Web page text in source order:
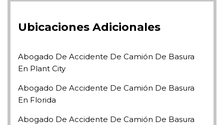
Ubicaciones Adicionales
Abogado De Accidente De Camión De Basura
En Plant City
Abogado De Accidente De Camión De Basura
En Florida
Abogado De Accidente De Camión De Basura